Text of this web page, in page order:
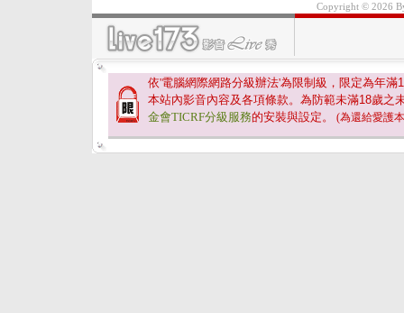
Copyright © 2026
依'電腦網際網路分級辦法'為限制級，限定為年滿
本站內影音內容及各項條款。為防範未滿18歲之
金會TICRF分級服務的安裝與設定。 (為還給愛護